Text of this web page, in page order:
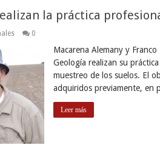
la práctica
0
Macarena Alemany y
Geología realizan su
muestreo de los suelos. El
adquiridos previamente, en
Leer más